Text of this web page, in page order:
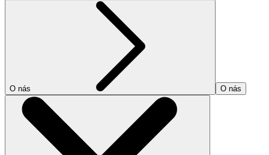
O nás O nás